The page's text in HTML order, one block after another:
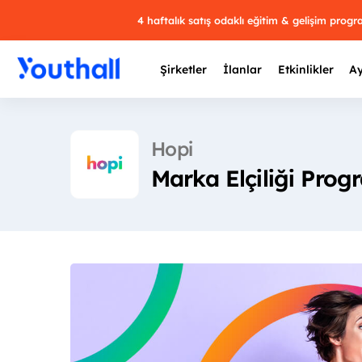
4 haftalık satış odaklı eğitim & gelişim
Şirketler İlanlar Etkinlikler
Hopi
Marka Elçiliği